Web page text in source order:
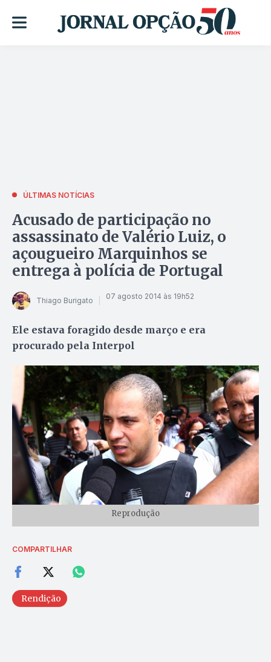
ÚLTIMAS NOTÍCIAS
Acusado de participação no
assassinato de Valério Luiz, o
açougueiro Marquinhos se
entrega à polícia de Portugal
Thiago Burigato 07 agosto 2014 às 19h52
Ele estava foragido desde março e era
procurado pela Interpol
Reprodução
COMPARTILHAR
Rendição